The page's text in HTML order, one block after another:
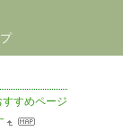
すすめページ